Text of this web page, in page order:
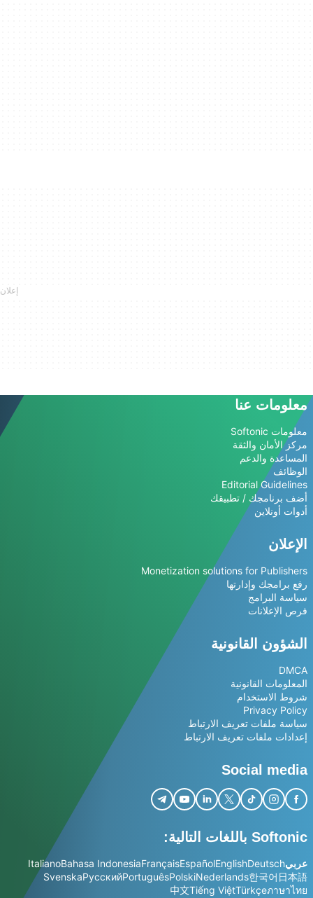
معلومات عنا
معلومات Softonic
مركز الأمان والثقة
المساعدة والدعم
الوظائف
Editorial Guidelines
أضف برنامجك / تطبيقك
أدوات أونلاين
الإعلان
Monetization solutions for Publishers
رفع برامجك وإدارتها
سياسة البرامج
فرص الإعلانات
الشؤون القانونية
DMCA
المعلومات القانونية
شروط الاستخدام
Privacy Policy
سياسة ملفات تعريف الارتباط
إعدادات ملفات تعريف الارتباط
Social media
Softonic باللغات التالية:
عربيDeutsch
English
Español
Français
Bahasa Indonesia
Italiano
日本語
한국어
Nederlands
Polski
Português
Русский
Svenska
ภาษาไทย
Türkçe
Tiếng Việt
中文